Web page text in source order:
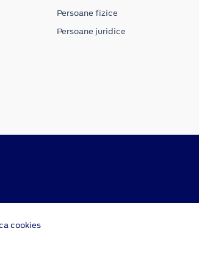
Persoane fizice
Persoane juridice
cookies